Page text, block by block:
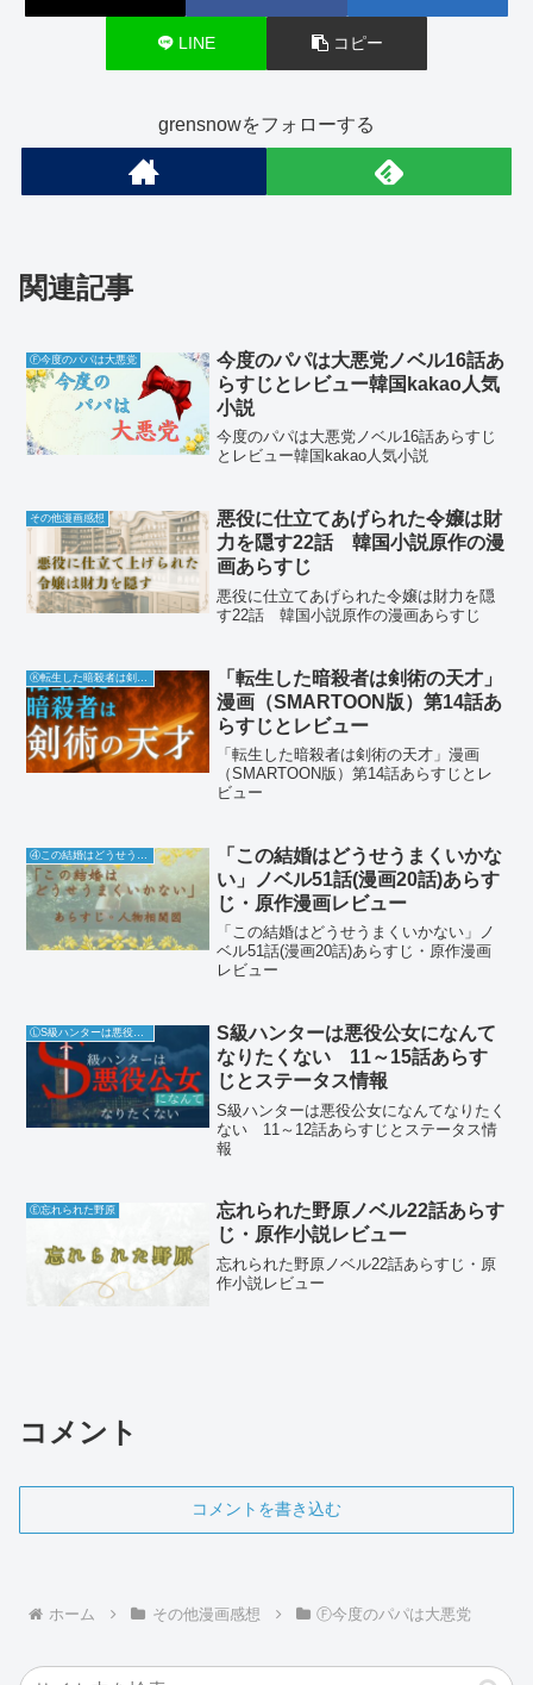
LINE コピー
grensnowをフォローする
関連記事
Ⓕ今度のパパは大悪党
今度のパパは大悪党ノベル16話あ
らすじとレビュー韓国kakao人気
小説
今度のパパは大悪党ノベル16話あらすじ
とレビュー韓国kakao人気小説
その他漫画感想
悪役に仕立てあげられた令嬢は財
力を隠す22話 韓国小説原作の漫
画あらすじ
悪役に仕立てあげられた令嬢は財力を隠
す22話 韓国小説原作の漫画あらすじ
「転生した暗殺者は剣術の天才」
漫画（SMARTOON版）第14話あ
らすじとレビュー
「転生した暗殺者は剣術の天才」漫画
（SMARTOON版）第14話あらすじとレ
ビュー
「この結婚はどうせうまくいかな
い」ノベル51話(漫画20話)あらす
じ・原作漫画レビュー
「この結婚はどうせうまくいかない」ノ
ベル51話(漫画20話)あらすじ・原作漫画
レビュー
ⓁS級ハンターは悪役公女になんてなりたくない
S級ハンターは悪役公女になんて
なりたくない 11～15話あらす
じとステータス情報
S級ハンターは悪役公女になんてなりたく
ない 11～12話あらすじとステータス情
報
Ⓔ忘れられた野原
忘れられた野原ノベル22話あらす
じ・原作小説レビュー
忘れられた野原ノベル22話あらすじ・原
作小説レビュー
コメント
コメントを書き込む
ホーム その他漫画感想 Ⓕ今度のパパは大悪党